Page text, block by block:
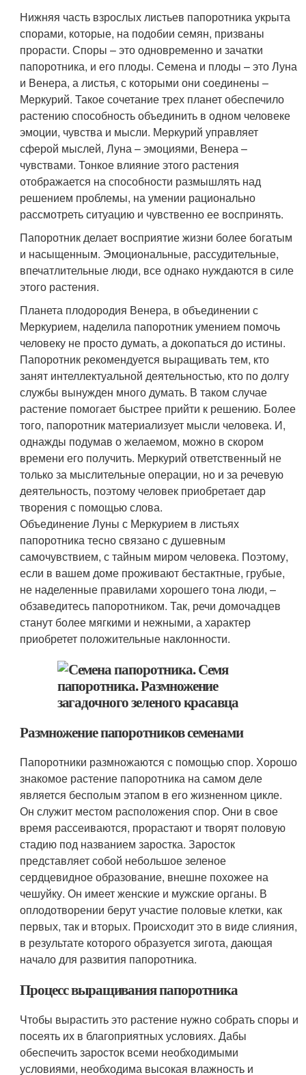
Нижняя часть взрослых листьев папоротника укрыта
спорами, которые, на подобии семян, призваны
прорасти. Споры – это одновременно и зачатки
папоротника, и его плоды. Семена и плоды – это Луна
и Венера, а листья, с которыми они соединены –
Меркурий. Такое сочетание трех планет обеспечило
растению способность объединить в одном человеке
эмоции, чувства и мысли. Меркурий управляет
сферой мыслей, Луна – эмоциями, Венера –
чувствами. Тонкое влияние этого растения
отображается на способности размышлять над
решением проблемы, на умении рационально
рассмотреть ситуацию и чувственно ее воспринять.
Папоротник делает восприятие жизни более богатым
и насыщенным. Эмоциональные, рассудительные,
впечатлительные люди, все однако нуждаются в силе
этого растения.
Планета плодородия Венера, в объединении с
Меркурием, наделила папоротник умением помочь
человеку не просто думать, а докопаться до истины.
Папоротник рекомендуется выращивать тем, кто
занят интеллектуальной деятельностью, кто по долгу
службы вынужден много думать. В таком случае
растение помогает быстрее прийти к решению. Более
того, папоротник материализует мысли человека. И,
однажды подумав о желаемом, можно в скором
времени его получить. Меркурий ответственный не
только за мыслительные операции, но и за речевую
деятельность, поэтому человек приобретает дар
творения с помощью слова.
Объединение Луны с Меркурием в листьях
папоротника тесно связано с душевным
самочувствием, с тайным миром человека. Поэтому,
если в вашем доме проживают бестактные, грубые,
не наделенные правилами хорошего тона люди, –
обзаведитесь папоротником. Так, речи домочадцев
станут более мягкими и нежными, а характер
приобретет положительные наклонности.
Размножение папоротников семенами
Папоротники размножаются с помощью спор. Хорошо
знакомое растение папоротника на самом деле
является бесполым этапом в его жизненном цикле.
Он служит местом расположения спор. Они в свое
время рассеиваются, прорастают и творят половую
стадию под названием заростка. Заросток
представляет собой небольшое зеленое
сердцевидное образование, внешне похожее на
чешуйку. Он имеет женские и мужские органы. В
оплодотворении берут участие половые клетки, как
первых, так и вторых. Происходит это в виде слияния,
в результате которого образуется зигота, дающая
начало для развития папоротника.
Процесс выращивания папоротника
Чтобы вырастить это растение нужно собрать споры и
посеять их в благоприятных условиях. Дабы
обеспечить заросток всеми необходимыми
условиями, необходима высокая влажность и